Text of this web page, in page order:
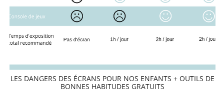
LES DANGERS DES ÉCRANS POUR NOS ENFANTS + OUTILS DE
BONNES HABITUDES GRATUITS